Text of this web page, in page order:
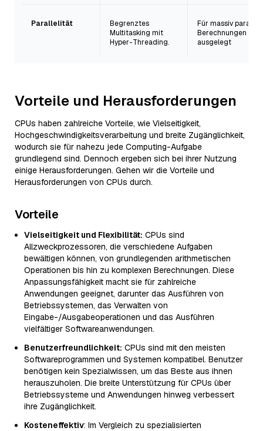
Parallelität
Begrenztes
Multitasking mit
Hyper-Threading.
Für massiv parallele
Berechnungen
ausgelegt
Vorteile und Herausforderungen
CPUs haben zahlreiche Vorteile, wie Vielseitigkeit,
Hochgeschwindigkeitsverarbeitung und breite Zugänglichkeit,
wodurch sie für nahezu jede Computing-Aufgabe
grundlegend sind. Dennoch ergeben sich bei ihrer Nutzung
einige Herausforderungen. Gehen wir die Vorteile und
Herausforderungen von CPUs durch.
Vorteile
Vielseitigkeit und Flexibilität: CPUs sind
Allzweckprozessoren, die verschiedene Aufgaben
bewältigen können, von grundlegenden arithmetischen
Operationen bis hin zu komplexen Berechnungen. Diese
Anpassungsfähigkeit macht sie für zahlreiche
Anwendungen geeignet, darunter das Ausführen von
Betriebssystemen, das Verwalten von
Eingabe-/Ausgabeoperationen und das Ausführen
vielfältiger Softwareanwendungen.
Benutzerfreundlichkeit: CPUs sind mit den meisten
Softwareprogrammen und Systemen kompatibel. Benutzer
benötigen kein Spezialwissen, um das Beste aus ihnen
herauszuholen. Die breite Unterstützung für CPUs über
Betriebssysteme und Anwendungen hinweg verbessert
ihre Zugänglichkeit.
Kosteneffektiv: Im Vergleich zu spezialisierten